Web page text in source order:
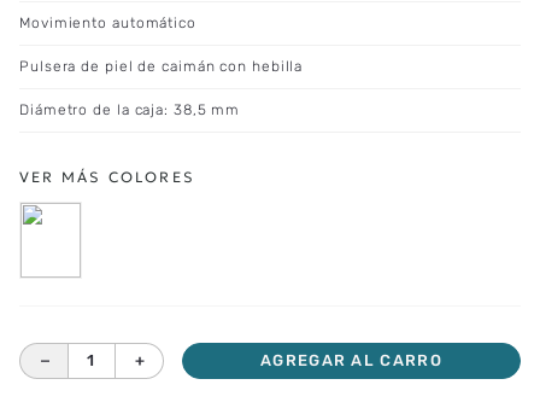
Movimiento automático
Pulsera de piel de caimán con hebilla
Diámetro de la caja: 38,5 mm
＋
－ AGREGAR AL CARRO